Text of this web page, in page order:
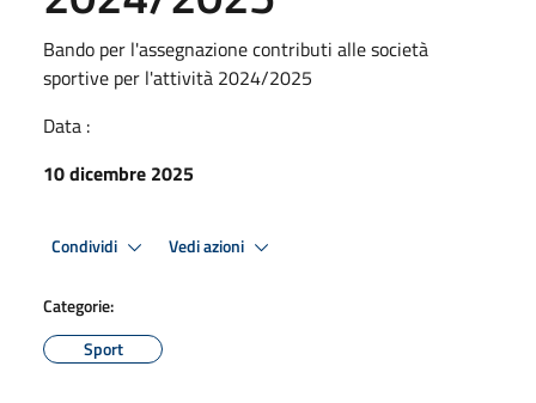
Bando per l'assegnazione contributi alle società
sportive per l'attività 2024/2025
Data :
10 dicembre 2025
Condividi Vedi azioni
Categorie:
Sport